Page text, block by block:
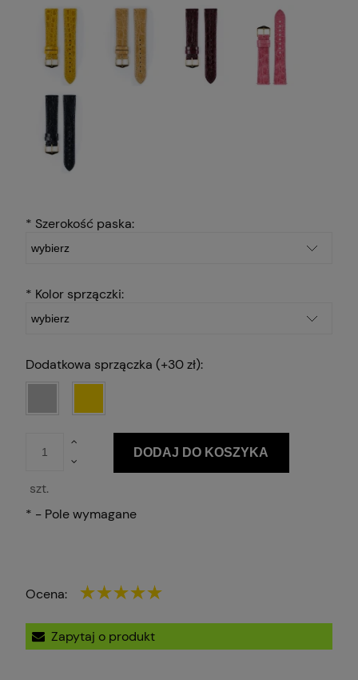
* Szerokość paska:
* Kolor sprzączki:
Dodatkowa sprzączka (+30 zł):
szt.
DODAJ DO KOSZYKA
* - Pole wymagane
Ocena:
Zapytaj o produkt